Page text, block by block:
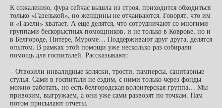
К сожалению, фура сейчас вышла из строя, приходится обходиться
только «Газелькой», но женщины не отчаиваются. Говорят, что им
и «Газели» хватает. А еще делятся, что сотрудничают со многими
группами бескорыстных помощников, и не только в Коврове, но и
в Белгороде, Питере, Муроме… Поддерживают друг друга, делятся
опытом. В рамках этой помощи уже несколько раз собирали
помощь для госпиталей. Рассказывают:
– Отвозили инвалидные коляски, трости, памперсы, санитарные
стулья. Сами в госпитали не ездим, с ними только через фонды
можно работать, но есть белгородская волонтерская группа… Мы
привозим, выгружаем, а они уже сами развозят по точкам. Нам
потом присылают отчеты.